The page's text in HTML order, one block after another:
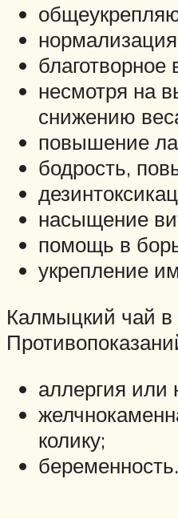
несмотря на
снижению
повышение
бодрость,
насыщение
помощь в
укрепление
Калмыцкий чай в
аллергия или
колику;
беременность.